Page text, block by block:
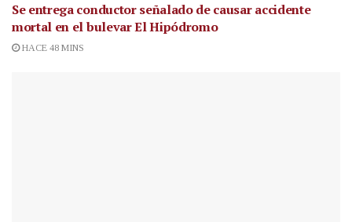
Se entrega conductor señalado de causar accidente
mortal en el bulevar El Hipódromo
HACE 48 MINS